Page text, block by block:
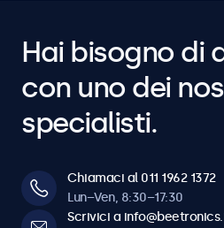
Hai bisogno di
con uno dei
specialisti.
Chiamaci al 011 1962 1372
Lun–Ven, 8:30–17:30
Scrivici a